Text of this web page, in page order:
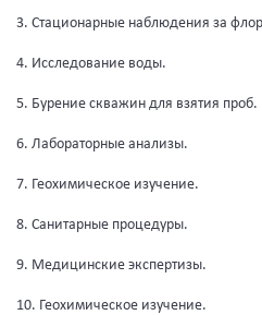
3. Стационарные наблюдения за
4. Исследование воды.
5. Бурение скважин для взятия проб.
6. Лабораторные анализы.
7. Геохимическое изучение.
8. Санитарные процедуры.
9. Медицинские экспертизы.
10. Геохимическое изучение.